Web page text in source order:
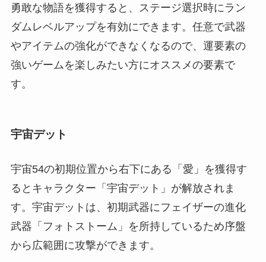
勇敢な物語を獲得すると、ステージ選択時にラン
ダムレベルアップを有効にできます。任意で武器
やアイテムの強化ができなくなるので、運要素の
強いゲームを楽しみたい方にオススメの要素で
す。
宇宙デット
宇宙54の初期位置から右下にある「愛」を獲得す
るとキャラクター「宇宙デット」が解放されま
す。宇宙デットは、初期武器にフェイザーの進化
武器「フォトストーム」を所持しているため序盤
から広範囲に攻撃ができます。